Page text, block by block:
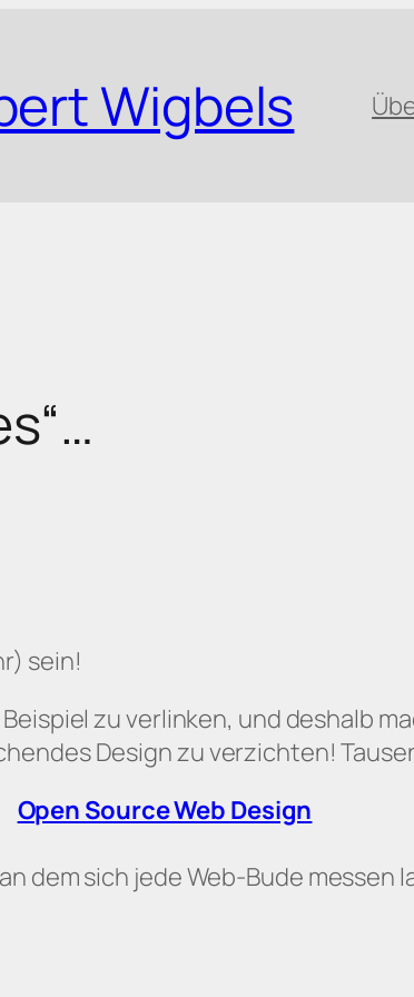
Wigbels
sein!
zu verlinken, und deshalb
Design zu verzichten!
Open Source Web Design
dem sich jede Web-Bude messen